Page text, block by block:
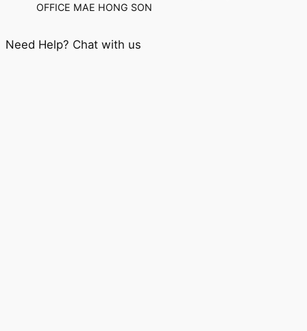
OFFICE MAE HONG SON
Need Help? Chat with us